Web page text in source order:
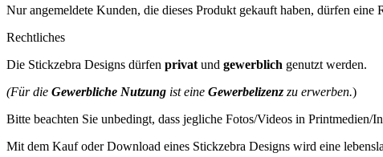
Nur angemeldete Kunden, die dieses Produkt gekauft haben, dürfen eine
Rechtliches
Die Stickzebra Designs dürfen privat und gewerblich genutzt werden.
(Für die Gewerbliche Nutzung ist eine Gewerbelizenz zu erwerben.)
Bitte beachten Sie unbedingt, dass jegliche Fotos/Videos in
Mit dem Kauf oder Download eines Stickzebra Designs wird eine